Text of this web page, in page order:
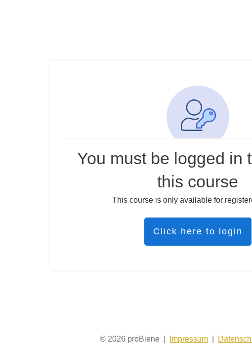
You must be logged in
this course
This course is only available for
Click here to login
© 2026 proBiene | Impressum